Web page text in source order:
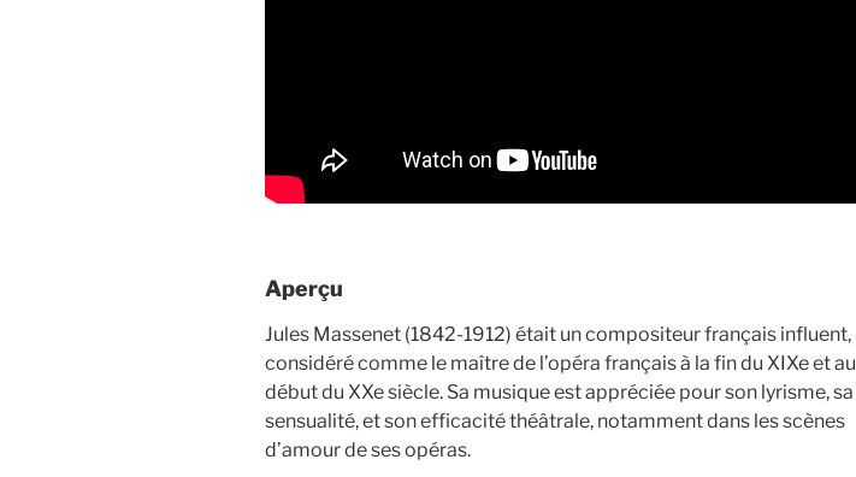
Aperçu
Jules Massenet (1842-1912) était un compositeur français influent,
considéré comme le maître de l’opéra français à la fin du XIXe et au
début du XXe siècle. Sa musique est appréciée pour son lyrisme, sa
sensualité, et son efficacité théâtrale, notamment dans les scènes
d’amour de ses opéras.